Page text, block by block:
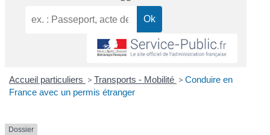
Accueil particuliers > Transports - Mobilité > Conduire en
France avec un permis étranger
Dossier